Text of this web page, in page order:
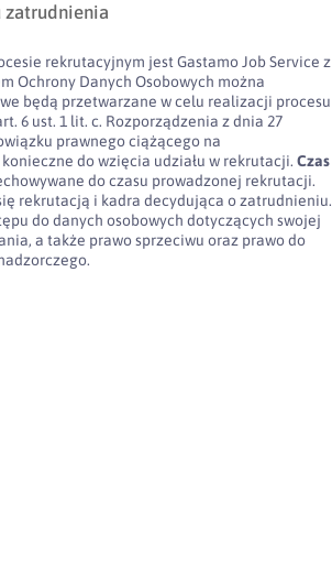
zatrudnienia
rekrutacyjnym jest Gastamo Job Service z
Ochrony Danych Osobowych można
będą przetwarzane w celu realizacji procesu
6 ust. 1 lit. c. Rozporządzenia z dnia 27
prawnego ciążącego na
do wzięcia udziału w rekrutacji.Czas
do czasu prowadzonej rekrutacji.
rekrutacją i kadra decydująca o zatrudnieniu.
do danych osobowych dotyczących swojej
a także prawo sprzeciwu oraz prawo do